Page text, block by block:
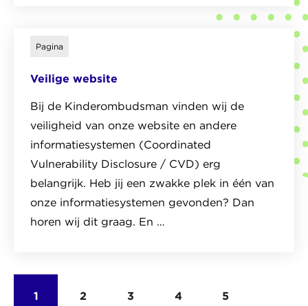
pagina
Onze
standpunten
Pagina
Veilige website
Bij de Kinderombudsman vinden wij de
veiligheid van onze website en andere
informatiesystemen (Coordinated
Vulnerability Disclosure / CVD) erg
belangrijk. Heb jij een zwakke plek in één van
onze informatiesystemen gevonden? Dan
horen wij dit graag. En …
Paginering
Pagina
1 Pagina
2 Pagina
3 Pagina
4 Pagina
5